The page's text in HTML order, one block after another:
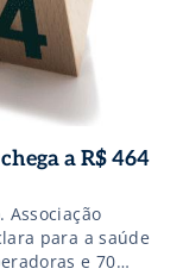
a R$ 464
Associação
para a saúde
e 70